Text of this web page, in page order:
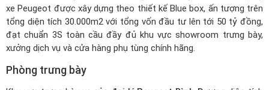
xe Peugeot được xây dựng theo thiết kế Blue box, ấn tượng trên
tổng diện tích 30.000m2 với tổng vốn đầu tư lên tới 50 tỷ đồng,
đạt chuẩn 3S toàn cầu đầy đủ khu vực showroom trưng bày,
xưởng dịch vụ và cửa hàng phụ tùng chính hãng.
Phòng trưng bày